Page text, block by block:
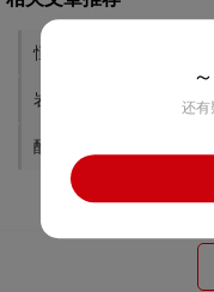
恒大“红韵”字体图片
岩崎紙器 字体图片
醗酵5字体图片
还有